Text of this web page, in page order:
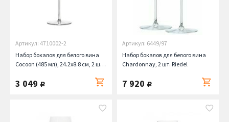
Артикул: 4710002-2
Набор бокалов для белого вина
Cocoon (485 мл), 24.2х8.8 см, 2 шт.
3 049 руб.
Артикул: 6449/97
Набор бокалов для белого вина
Chardonnay, 2 шт. Riedel
7 920 руб.